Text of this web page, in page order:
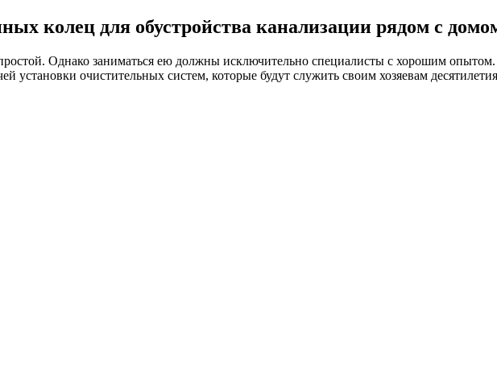
колец для обустройства канализации рядом с
Однако заниматься ею должны исключительно специалисты с хорошим
установки очистительных систем, которые будут служить своим хозяевам